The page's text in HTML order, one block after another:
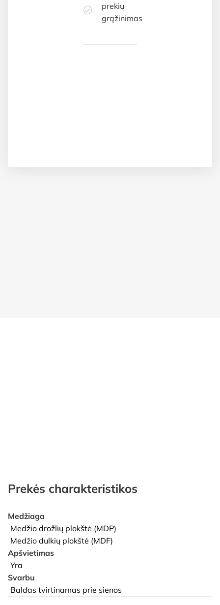
prekių
grąžinimas
Prekės charakteristikos
Medžiaga
Medžio drožlių plokštė (MDP)
Medžio dulkių plokštė (MDF)
Apšvietimas
Yra
Svarbu
Baldas tvirtinamas prie sienos